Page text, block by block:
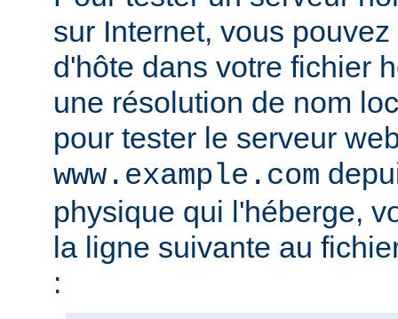
sur Internet, vous
d'hôte dans votre fichier
une résolution de nom
pour tester le serveur
www.example.com
physique qui l'héberge,
la ligne suivante au
: